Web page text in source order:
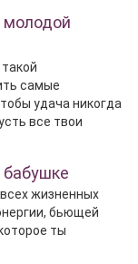
самые
удача никогда
все твои
жизненных
бьющей
ты